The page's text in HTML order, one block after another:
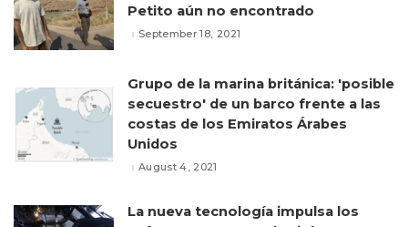
Petito aún no encontrado
September 18, 2021
Grupo de la marina británica: 'posible
secuestro' de un barco frente a las
costas de los Emiratos Árabes
Unidos
August 4, 2021
La nueva tecnología impulsa los